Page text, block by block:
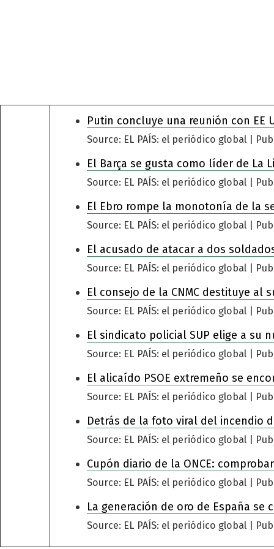
Putin concluye una reunión con EE
Source: EL PAÍS: el periódico global
El Barça se gusta como líder de La
Source: EL PAÍS: el periódico global
El Ebro rompe la monotonía de la
Source: EL PAÍS: el periódico global
El acusado de atacar a dos
Source: EL PAÍS: el periódico global
El consejo de la CNMC destituye
Source: EL PAÍS: el periódico global
El sindicato policial SUP elige a su
Source: EL PAÍS: el periódico global
El alicaído PSOE extremeño se
Source: EL PAÍS: el periódico global
Detrás de la foto viral del incendio
Source: EL PAÍS: el periódico global
Cupón diario de la ONCE:
Source: EL PAÍS: el periódico global
La generación de oro de España
Source: EL PAÍS: el periódico global